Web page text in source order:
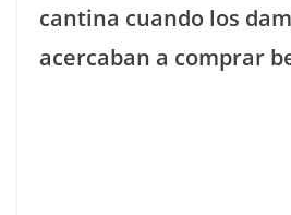
cantina cuando los
acercaban a comprar